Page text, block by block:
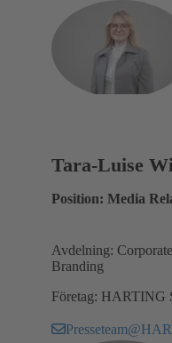
Tara-Luise
Position: Media
Avdelning:
Branding
Företag: HARTING